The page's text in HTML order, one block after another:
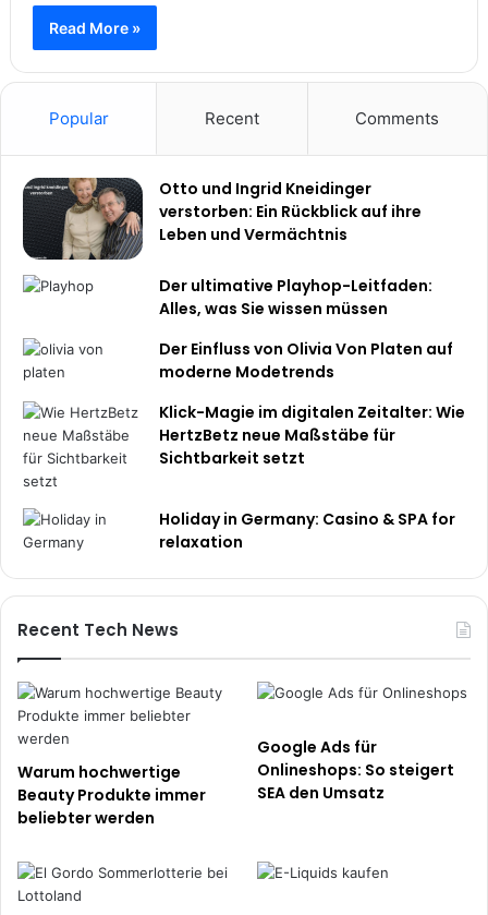
Read More »
Popular Recent Comments
Otto und Ingrid Kneidinger
verstorben: Ein Rückblick auf ihre
Leben und Vermächtnis
Der ultimative Playhop-Leitfaden:
Alles, was Sie wissen müssen
Der Einfluss von Olivia Von Platen auf
moderne Modetrends
Klick-Magie im digitalen Zeitalter: Wie
HertzBetz neue Maßstäbe für
Sichtbarkeit setzt
Holiday in Germany: Casino & SPA for
relaxation
Recent Tech News
Warum hochwertige
Beauty Produkte immer
beliebter werden
Google Ads für
Onlineshops: So steigert
SEA den Umsatz